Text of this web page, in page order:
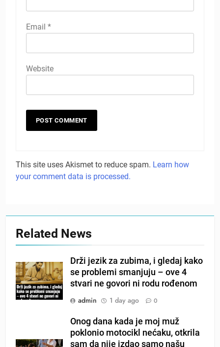
Email *
Website
This site uses Akismet to reduce spam. Learn how
your comment data is processed.
Related News
Drži jezik za zubima, i gledaj kako
se problemi smanjuju – ove 4
stvari ne govori ni rodu rođenom
admin
1 day ago 0
Onog dana kada je moj muž
poklonio motocikl nećaku, otkrila
sam da nije izdao samo našu